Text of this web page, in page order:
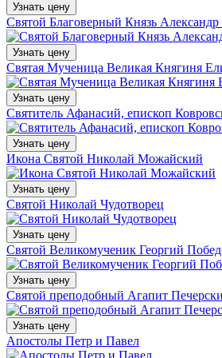
Узнать цену
Святой Благоверный Князь
Узнать цену
Святая Мученица Великая Княгиня
Узнать цену
Святитель Афанасий, епископ
Узнать цену
Икона Святой Николай Можайский
Узнать цену
Святой Николай Чудотворец
Узнать цену
Святой Великомученик Георгий
Узнать цену
Святой преподобный Агапит
Узнать цену
Апостолы Петр и Павел